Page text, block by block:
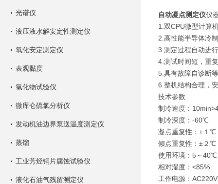
光谱仪
液压液水解安定性测定仪
氧化安定测定仪
表观黏度
氯化物试验仪
微库仑硫氯分析仪
发动机油边界泵送温度测定仪
蒸馏
工业芳烃铜片腐蚀试验仪
液化石油气残留测定仪
自动凝点测定仪仪
1.双CPU微型计算
2.高性能半导体冷
3.测定过程自动进行
4.测试时间短，重
5.具有故障自诊断
6.整机结构合理，
技术参数
制冷速度：
制冷深度：-60℃
凝点重复性：±１℃
倾点重复性：±２℃
使用环境：5～
相对湿度：<85%
工作电源：